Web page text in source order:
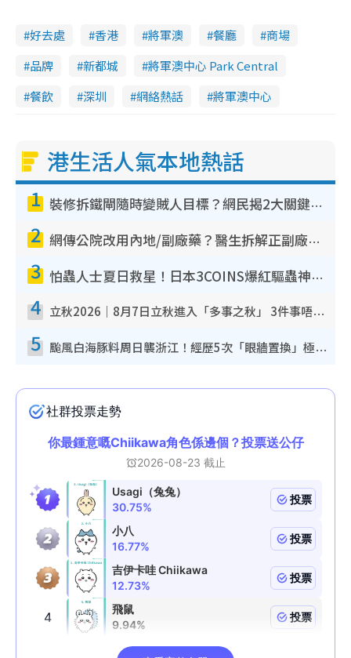
好去處 香港 將軍澳 餐廳
商場
品牌
新都城
將軍澳中心 Park Central
餐飲
深圳 網絡熱話 將軍澳中心
港生活人氣本地熱話
1 裝修拆鐵閘隨時變賊人目標？網民揭2大關鍵用途：裝新式等於白裝？附新舊鐵閘分別
2 網傳公院改用內地/副廠藥？醫生拆解正副廠分別 揭4類人換藥隨時出事
3 怕蟲人士夏日救星！日本3COINS爆紅驅蟲神器$45起 1招「全程免觸碰」輕鬆搞定小強
4 立秋2026｜8月7日立秋進入「多事之秋」 3件事唔做得！專家教6招開運 清枱頭／銀包納氣接好運
5 颱風白海豚料周日襲浙江！經歷5次「眼牆置換」極罕見 成登陸內地最長途颱風